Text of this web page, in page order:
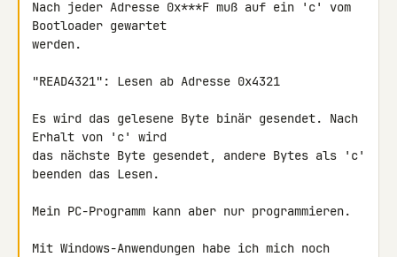
Nach jeder Adresse 0x***F muß auf ein 'c' vom
Bootloader gewartet
werden.
"READ4321": Lesen ab Adresse 0x4321
Es wird das gelesene Byte binär gesendet. Nach
Erhalt von 'c' wird
das nächste Byte gesendet, andere Bytes als 'c'
beenden das Lesen.
Mein PC-Programm kann aber nur programmieren.
Mit Windows-Anwendungen habe ich mich noch